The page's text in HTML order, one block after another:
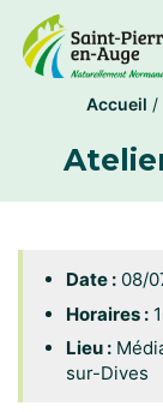
Accueil /
Date : 08/
Horaires :
Lieu :
sur-Dives